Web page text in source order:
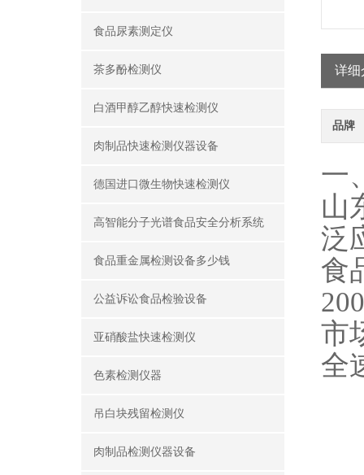
食品尿素测定仪
茶多酚检测仪
白酒甲醇乙醇快速检测仪
肉制品快速检测仪器设备
德国进口微生物快速检测仪
高智能分子光谱食品安全分析系统
食品重金属检测设备多少钱
公益诉讼食品检验设备
亚硝酸盐快速检测仪
色素检测仪器
吊白块残留检测仪
肉制品检测仪器设备
详细
品牌
一
山
泛
食
市
全